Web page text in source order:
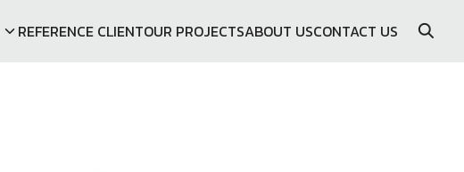
REFERENCE CLIENTOUR PROJECTSABOUT USCONTACT US